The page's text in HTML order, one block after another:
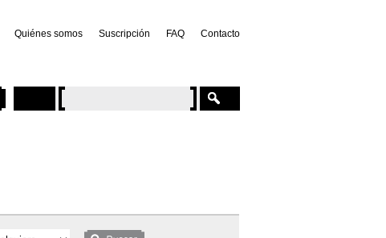
Quiénes somos Suscripción FAQ Contacto